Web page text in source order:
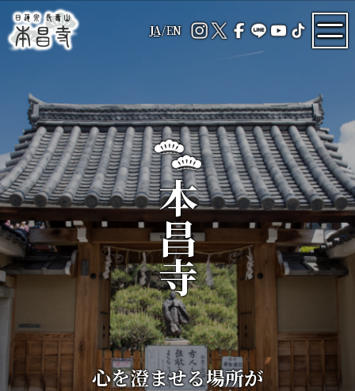
JA/EN
心を澄ませる場所が
本昌寺